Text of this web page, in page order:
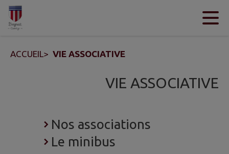
Contenu
ACCUEIL> VIE ASSOCIATIVE
VIE ASSOCIATIVE
Nos associations
Le minibus